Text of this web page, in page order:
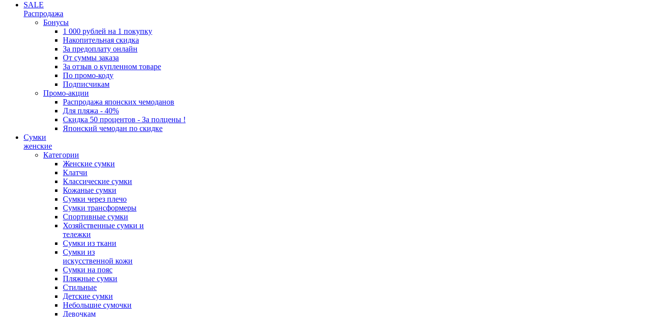
SALE
Распродажа
Бонусы
1 000 рублей на 1 покупку
Накопительная скидка
За предоплату онлайн
От суммы заказа
За отзыв о купленном товаре
По промо-коду
Подписчикам
Промо-акции
Распродажа японских чемоданов
Для пляжа - 40%
Скидка 50 процентов - За полцены !
Японский чемодан по скидке
Сумки
женские
Категории
Женские сумки
Клатчи
Классические сумки
Кожаные сумки
Сумки через плечо
Сумки трансформеры
Спортивные сумки
Хозяйственные сумки и
тележки
Сумки из ткани
Сумки из
искусственной кожи
Сумки на пояс
Пляжные сумки
Стильные
Детские сумки
Небольшие сумочки
Девочкам